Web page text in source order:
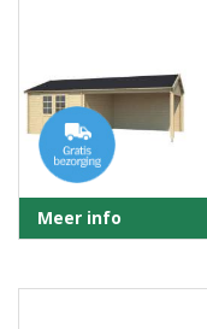
Meer info